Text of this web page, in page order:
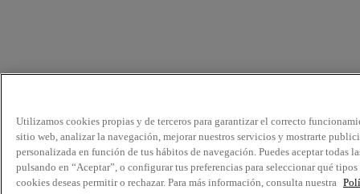
Utilizamos cookies propias y de terceros para garantizar el correcto
sitio web, analizar la navegación, mejorar nuestros servicios y mostrarte
personalizada en función de tus hábitos de navegación. Puedes aceptar todas
pulsando en “Aceptar”, o configurar tus preferencias para seleccionar qué tipos
cookies deseas permitir o rechazar. Para más información, consulta nuestra